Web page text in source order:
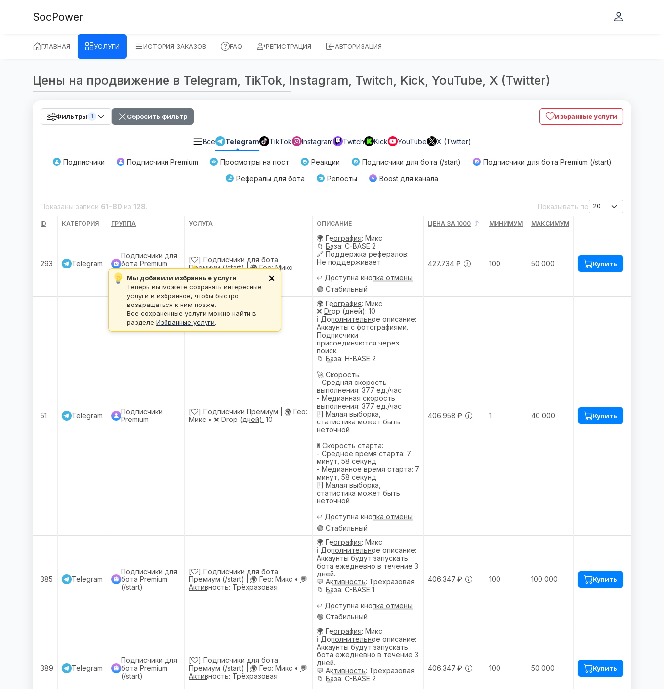
SocPower
ГЛАВНАЯ УСЛУГИ ИСТОРИЯ ЗАКАЗОВ FAQ РЕГИСТРАЦИЯ АВТОРИЗАЦИЯ
Цены на продвижение в Telegram, TikTok, Instagram, Twitch, Kick, YouTube, X (Twitter)
Фильтры 1 Сбросить фильтр Избранные услуги
Все Telegram TikTok Instagram Twitch Kick YouTube X (Twitter)
Подписчики Подписчики Premium Просмотры на пост Реакции Подписчики для бота (/start)
Подписчики для бота Premium (/start)
Рефералы для бота
Репосты Boost для канала
Показаны записи 61-80 из 128. Показывать по
ID КАТЕГОРИЯ ГРУППА УСЛУГА ОПИСАНИЕ ЦЕНА ЗА 1000 МИНИМУМ МАКСИМУМ
293 Telegram
Подписчики для
бота Premium
(/start)
[
] Подписчики для бота
Премиум (/start) |🌍 Гео:Микс
🌍 География: Микс
📁 База: C-BASE 2
🔗 Поддержка рефералов:
Не поддерживает
↩️ Доступна кнопка отмены
🟢 Стабильный
427.734 ₽ 100 50 000 Купить
51 Telegram
Подписчики
Premium
[ ] Подписчики Премиум | 🌍 Гео:
Микс • ❌ Drop (дней): 10
🌍 География: Микс
❌ Drop (дней): 10
ℹ️ Дополнительное описание:
Аккаунты с фотографиями.
Подписчики
присоединяются через
поиск.
📁 База: H-BASE 2
🚀 Скорость:
- Средняя скорость
выполнения: 377 ед./час
- Медианная скорость
выполнения: 377 ед./час
[!] Малая выборка,
статистика может быть
неточной
🚦 Скорость старта:
- Среднее время старта: 7
минут, 58 секунд
- Медианное время старта: 7
минут, 58 секунд
[!] Малая выборка,
статистика может быть
неточной
↩️ Доступна кнопка отмены
🟢 Стабильный
406.958 ₽ 1 40 000 Купить
385 Telegram
Подписчики для
бота Premium
(/start)
[
] Подписчики для бота
Премиум (/start) | 🌍 Гео: Микс • 💬
Активность: Трёхразовая
🌍 География: Микс
ℹ️ Дополнительное описание:
Аккаунты будут запускать
бота ежедневно в течение 3
дней.
💬 Активность: Трёхразовая
📁 База: C-BASE 1
↩️ Доступна кнопка отмены
🟢 Стабильный
406.347 ₽ 100 100 000 Купить
389 Telegram
Подписчики для
бота Premium
(/start)
[
] Подписчики для бота
Премиум (/start) | 🌍 Гео: Микс • 💬
Активность: Трёхразовая
🌍 География: Микс
ℹ️ Дополнительное описание:
Аккаунты будут запускать
бота ежедневно в течение 3
дней.
💬 Активность: Трёхразовая
📁 База: C-BASE 2
406.347 ₽ 100 50 000 Купить
Мы добавили избранные услуги
Теперь вы можете сохранять интересные
услуги в избранное, чтобы быстро
возвращаться к ним позже.
Все сохранённые услуги можно найти в
разделе Избранные услуги.
×